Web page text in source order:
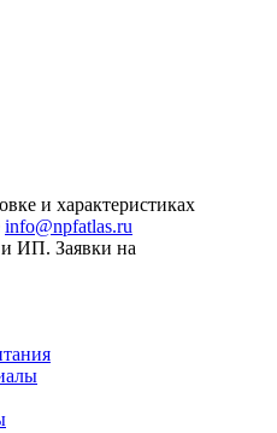
и характеристиках
info@npfatlas.ru
ИП. Заявки на